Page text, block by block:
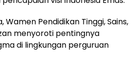
Pendidikan Tinggi, Sains,
menyoroti pentingnya
di lingkungan perguruan